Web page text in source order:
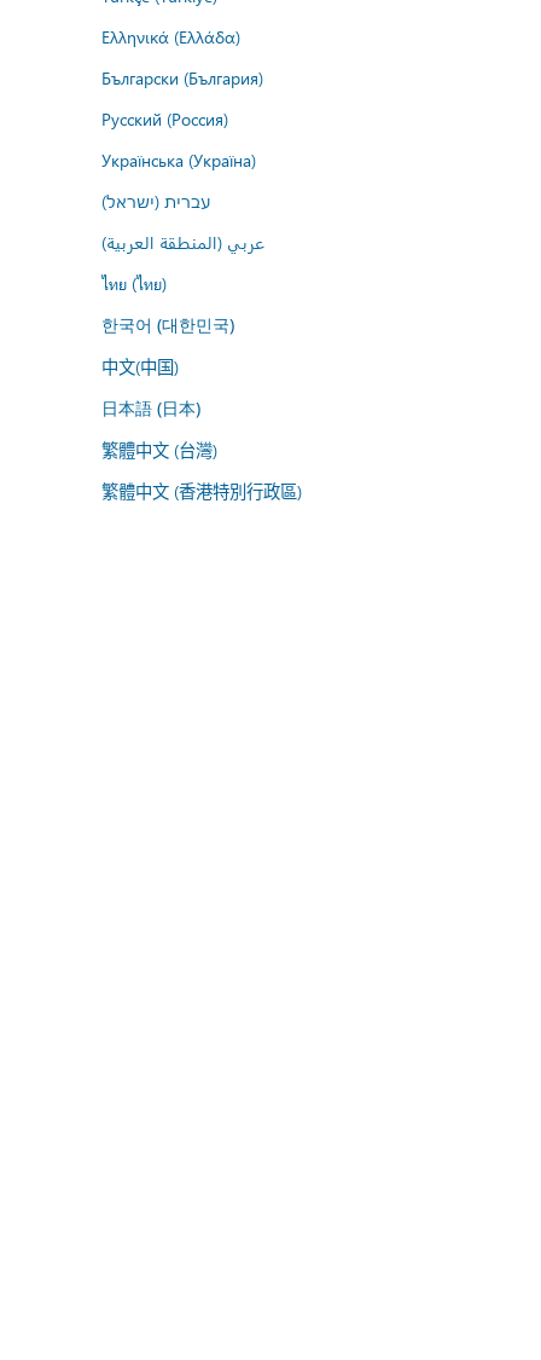
Ελληνικά (Ελλάδα)
Български (България)
Русский (Россия)
Українська (Україна)
עברית (ישראל)
عربي (المنطقة العربية)
ไทย (ไทย)
한국어 (대한민국)
中文(中国)
日本語 (日本)
繁體中文 (台灣)
繁體中文 (香港特別行政區)